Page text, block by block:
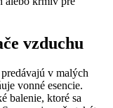
vzduchu
v malých
vonné esencie.
balenie, ktoré sa